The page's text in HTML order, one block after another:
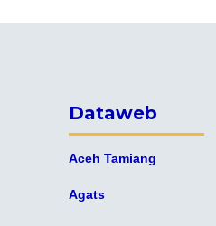
Dataweb
Aceh Tamiang
Agats